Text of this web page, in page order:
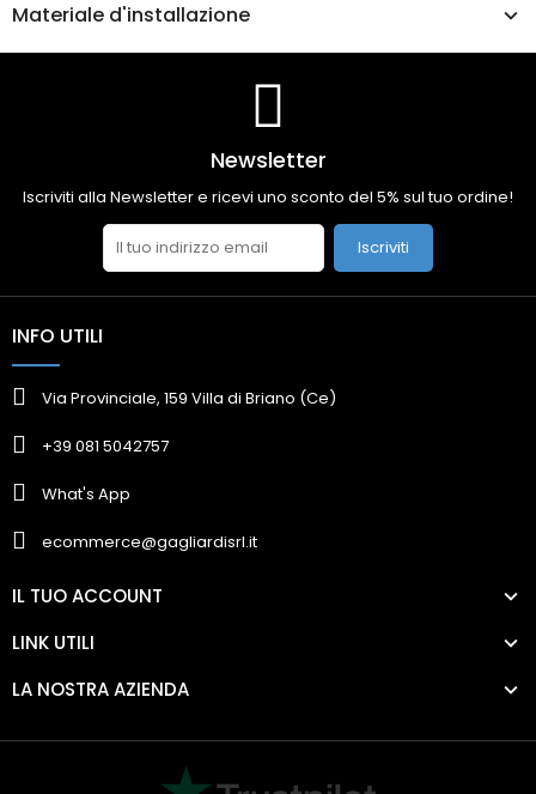
Materiale d'installazione
Newsletter
Iscriviti alla Newsletter e ricevi uno sconto del 5% sul tuo ordine!
Iscriviti
INFO UTILI
Via Provinciale, 159 Villa di Briano (Ce)
+39 081 5042757
What's App
ecommerce@gagliardisrl.it
IL TUO ACCOUNT
LINK UTILI
LA NOSTRA AZIENDA